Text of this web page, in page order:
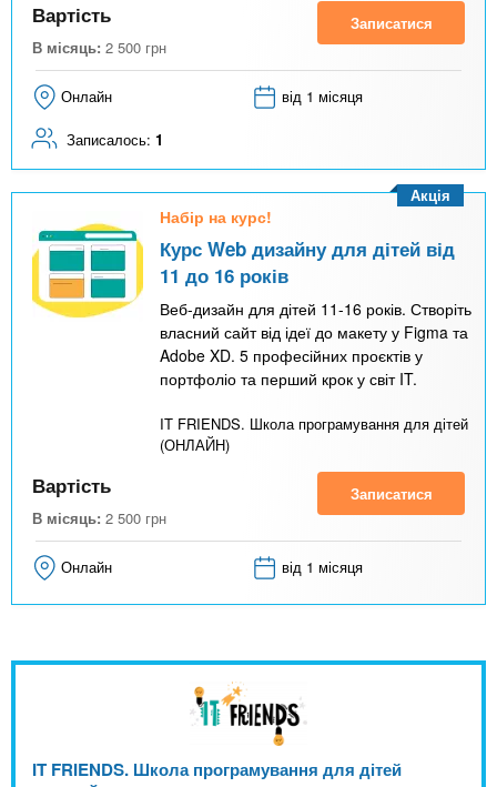
Вартість
В місяць: 2 500 грн
Записатися
Онлайн від 1 місяця
Записалось: 1
Набір на курс!
Курс Web дизайну для дітей від
11 до 16 років
Веб-дизайн для дітей 11-16 років. Створіть
власний сайт від ідеї до макету у Figma та
Adobe XD. 5 професійних проєктів у
портфоліо та перший крок у світ IT.
IT FRIENDS. Школа програмування для дітей
(ОНЛАЙН)
Акція
Вартість
В місяць: 2 500 грн
Записатися
Онлайн від 1 місяця
IT FRIENDS. Школа програмування для дітей